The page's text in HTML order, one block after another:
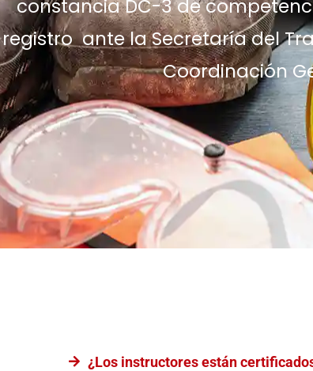
constancia DC-3 de
registro ante la Secretaría del
Coordinación
¿Los instructores están